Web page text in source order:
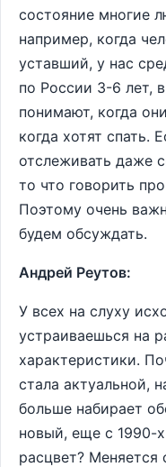
состояние многие
например, когда
уставший, у нас
по России 3-6 лет,
понимают, когда
когда хотят
отслеживать даже
то что говорить
Поэтому очень
будем обсуждать.
Андрей Реутов:
У всех на слуху
устраиваешься на
характеристики.
стала актуальной,
больше набирает
новый, еще с 1990-
расцвет? Меняется